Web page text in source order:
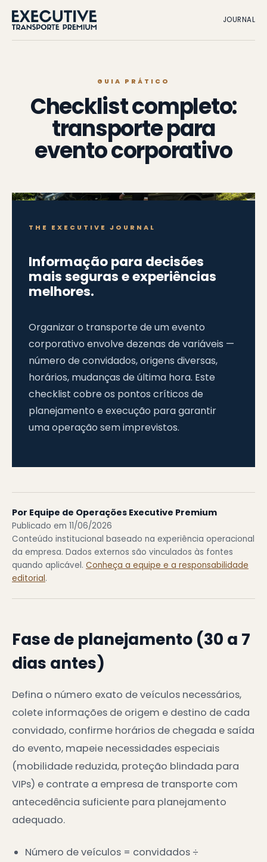
JOURNAL
GUIA PRÁTICO
Checklist completo:
transporte para
evento corporativo
THE EXECUTIVE JOURNAL
Informação para decisões
mais seguras e experiências
melhores.
Organizar o transporte de um evento
corporativo envolve dezenas de variáveis —
número de convidados, origens diversas,
horários, mudanças de última hora. Este
checklist cobre os pontos críticos de
planejamento e execução para garantir
uma operação sem imprevistos.
Por Equipe de Operações Executive Premium
Publicado em 11/06/2026
Conteúdo institucional baseado na experiência operacional
da empresa. Dados externos são vinculados às fontes
quando aplicável. Conheça a equipe e a responsabilidade
editorial.
Fase de planejamento (30 a 7
dias antes)
Defina o número exato de veículos necessários,
colete informações de origem e destino de cada
convidado, confirme horários de chegada e saída
do evento, mapeie necessidades especiais
(mobilidade reduzida, proteção blindada para
VIPs) e contrate a empresa de transporte com
antecedência suficiente para planejamento
adequado.
Número de veículos = convidados ÷